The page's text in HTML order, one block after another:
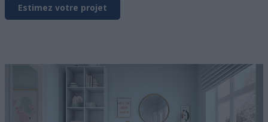
Estimez votre projet